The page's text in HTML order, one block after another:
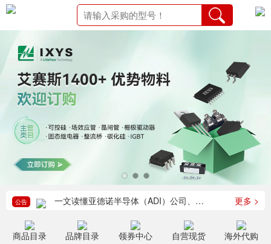
公告 一文读懂亚德诺半导体（ADI）公司、核心产品、运用领域 - 万联芯城 更多 >
商品目录 品牌目录 领券中心 自营现货 海外代购